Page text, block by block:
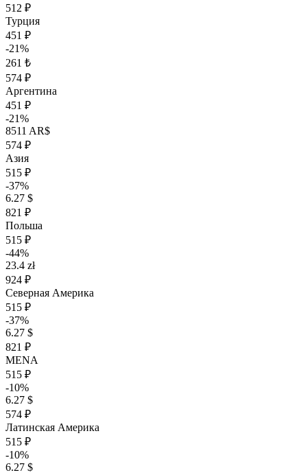
512 ₽
Турция
451 ₽
-21%
261 ₺
574 ₽
Аргентина
451 ₽
-21%
8511 AR$
574 ₽
Азия
515 ₽
-37%
6.27 $
821 ₽
Польша
515 ₽
-44%
23.4 zł
924 ₽
Северная Америка
515 ₽
-37%
6.27 $
821 ₽
MENA
515 ₽
-10%
6.27 $
574 ₽
Латинская Америка
515 ₽
-10%
6.27 $